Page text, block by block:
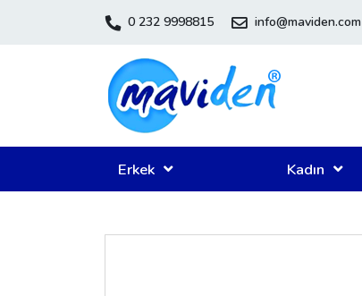
0 232 9998815 info@maviden.com
Erkek Kadın